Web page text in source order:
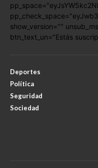
show_version=""
btn_text_un="Estás
Deportes
Política
Seguridad
Sociedad